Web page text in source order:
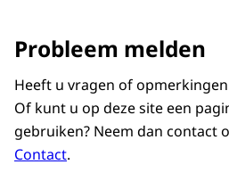
Probleem melden
Heeft u vragen of
Of kunt u op deze site een
gebruiken? Neem dan contact
Contact.